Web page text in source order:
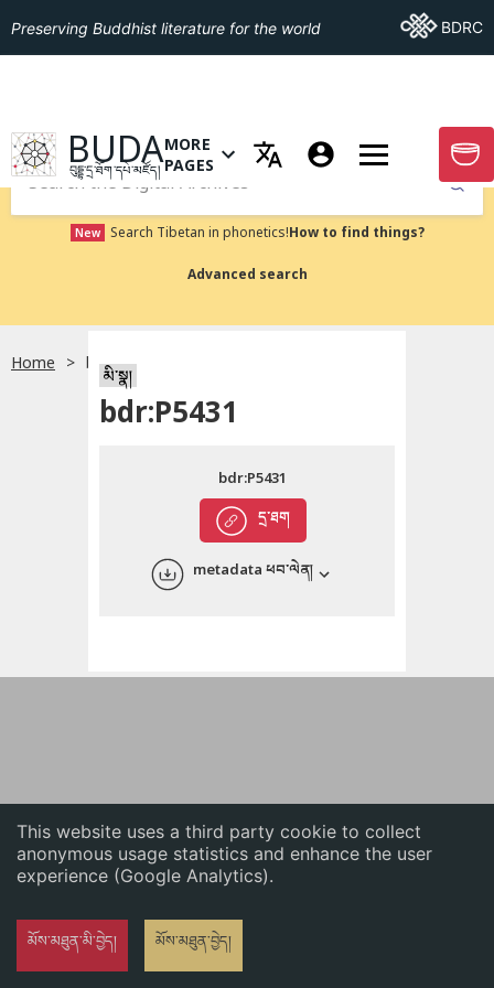
This website uses a third party cookie to collect
anonymous usage statistics and enhance the user
experience (Google Analytics).
མོས་མཐུན་མི་བྱེད། མོས་མཐུན་བྱེད།
English
Preserving Buddhist literature for the world Go ToBDRC
GO TO HOMEPAGE
BUDA
བུདྡྷ་དྲ་ཐོག་དཔེ་མཛོད།
OPEN MENU OF MORE PAGES
MORE
PAGES
GO
Submit
New Search Tibetan in phonetics!How to find things?
Advanced search
Home bdr:P5431
མི་སྣ།
bdr:P5431
དྲ་ཐག
bdr:P5431
metadata ཕབ་ལེན།